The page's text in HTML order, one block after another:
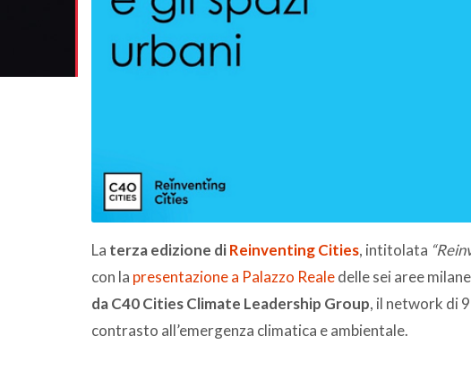
La terza edizione diReinventing Cities, intitolata
con la presentazione a Palazzo Realedelle sei aree
da C40 Cities Climate Leadership Group, il network di
contrasto all’emergenza climatica e ambientale.